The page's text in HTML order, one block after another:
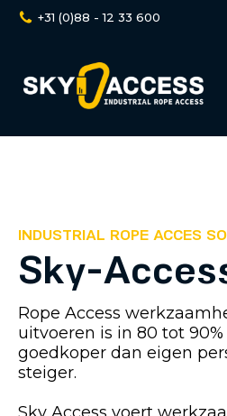
+31 (0)88 - 12 33 600
INDUSTRIAL ROPE ACCES
Sky-
Rope Access
uitvoeren is in 80 tot
goedkoper dan eigen
steiger.